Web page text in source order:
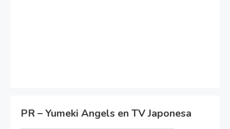
PR – Yumeki Angels en TV Japonesa